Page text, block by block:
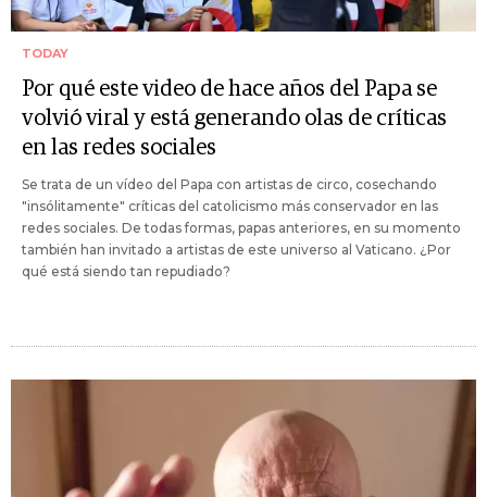
TODAY
Por qué este video de hace años del Papa se
volvió viral y está generando olas de críticas
en las redes sociales
Se trata de un vídeo del Papa con artistas de circo, cosechando
"insólitamente" críticas del catolicismo más conservador en las
redes sociales. De todas formas, papas anteriores, en su momento
también han invitado a artistas de este universo al Vaticano. ¿Por
qué está siendo tan repudiado?